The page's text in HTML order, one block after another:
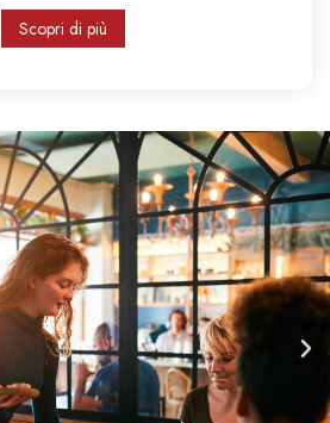
Scopri di più